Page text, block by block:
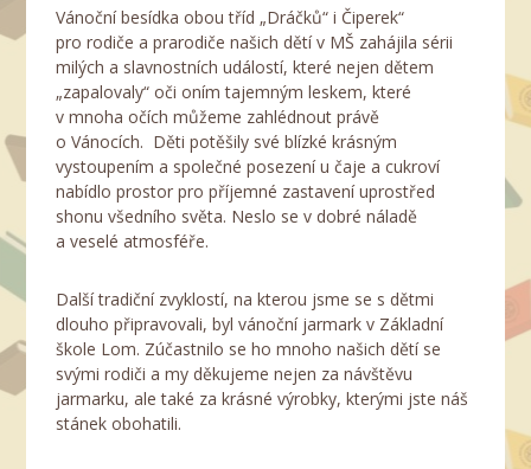
Vánoční besídka obou tříd „Dráčků“ i Čiperek“
pro rodiče a prarodiče našich dětí v MŠ zahájila sérii
milých a slavnostních událostí, které nejen dětem
„zapalovaly“ oči oním tajemným leskem, které
v mnoha očích můžeme zahlédnout právě
o Vánocích. Děti potěšily své blízké krásným
vystoupením a společné posezení u čaje a cukroví
nabídlo prostor pro příjemné zastavení uprostřed
shonu všedního světa. Neslo se v dobré náladě
a veselé atmosféře.
Další tradiční zvyklostí, na kterou jsme se s dětmi
dlouho připravovali, byl vánoční jarmark v Základní
škole Lom. Zúčastnilo se ho mnoho našich dětí se
svými rodiči a my děkujeme nejen za návštěvu
jarmarku, ale také za krásné výrobky, kterými jste náš
stánek obohatili.